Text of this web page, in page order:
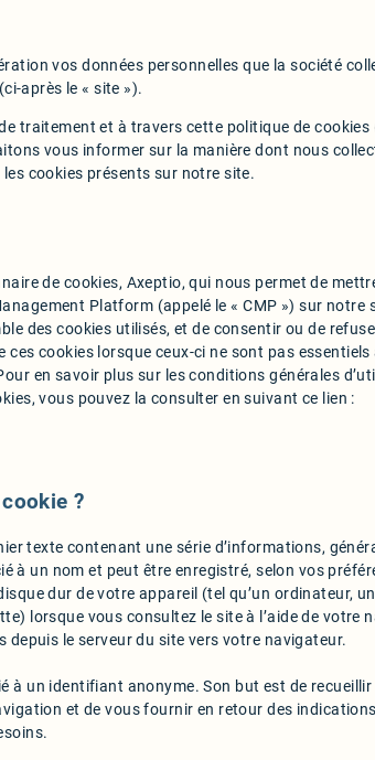
vos données personnelles que la société
après le « site »).
traitement et à travers cette politique de cookies
vous informer sur la manière dont nous
cookies présents sur notre site.
de cookies, Axeptio, qui nous permet de
Platform (appelé le « CMP ») sur notre
des cookies utilisés, et de consentir ou de
ces cookies lorsque ceux-ci ne sont pas essentiels
en savoir plus sur les conditions générales
vous pouvez la consulter en suivant ce lien :
cookie ?
texte contenant une série d’informations,
à un nom et peut être enregistré, selon vos
dur de votre appareil (tel qu’un ordinateur, un
lorsque vous consultez le site à l’aide de votre
depuis le serveur du site vers votre navigateur.
à un identifiant anonyme. Son but est de recueillir
et de vous fournir en retour des